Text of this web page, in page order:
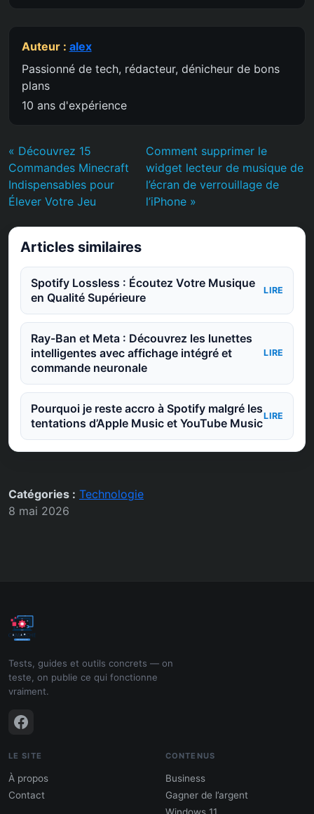
Auteur : alex
Passionné de tech, rédacteur, dénicheur de bons
plans
10 ans d'expérience
« Découvrez 15
Commandes Minecraft
Indispensables pour
Élever Votre Jeu
Comment supprimer le
widget lecteur de musique de
l’écran de verrouillage de
l’iPhone »
Articles similaires
Spotify Lossless : Écoutez Votre Musique
en Qualité Supérieure
LIRE
Ray-Ban et Meta : Découvrez les lunettes
intelligentes avec affichage intégré et
commande neuronale
LIRE
Pourquoi je reste accro à Spotify malgré les
tentations d’Apple Music et YouTube Music
LIRE
Catégories : Technologie
8 mai 2026
Tests, guides et outils concrets — on
teste, on publie ce qui fonctionne
vraiment.
LE SITE
À propos
Contact
CONTENUS
Business
Gagner de l’argent
Windows 11